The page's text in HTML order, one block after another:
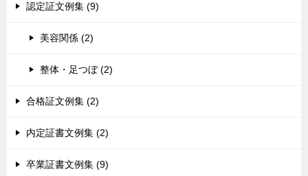
認定証文例集 (9)
美容関係 (2)
整体・足つぼ (2)
合格証文例集 (2)
内定証書文例集 (2)
卒業証書文例集 (9)